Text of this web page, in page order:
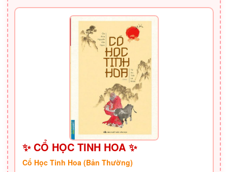
✨ CỔ HỌC TINH HOA ✨
Cổ Học Tinh Hoa (Bản Thường)